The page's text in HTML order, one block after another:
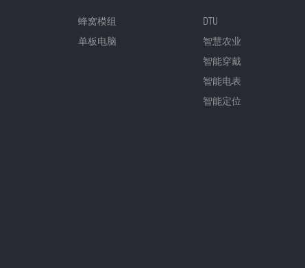
蜂窝模组
单板电脑
DTU
智慧农业
智能穿戴
智能电表
智能定位